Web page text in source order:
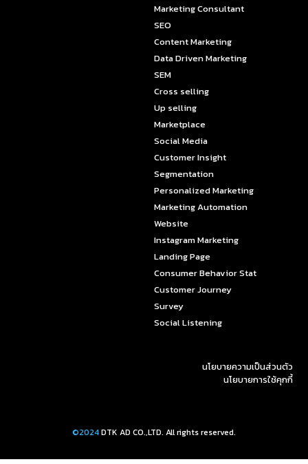
Marketing Consultant
SEO
Content Marketing
Data Driven Marketing
SEM
Cross selling
Up selling
Marketplace
Social Media
Customer Insight
Segmentation
Personalized Marketing
Marketing Automation
Website
Instagram Marketing
Landing Page
Consumer Behavior Stat
Customer Journey
Survey
Social Listening
นโยบายความเป็นส่วนตัว
นโยบายการใช้คุกกี้
©2024DTK AD CO.,LTD. All rights reserved.